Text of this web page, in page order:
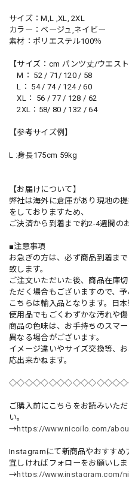
サイズ：M,L ,XL, 2XL
カラー：ベージュ,ネイビー
素材：ポリエステル100％
【サイズ：cm パンツ丈/ウエス
M： 52 / 71/ 120 / 58
L： 54 / 74 / 124 / 60
XL： 56 / 77 / 128 / 62
2XL：58/ 80 / 132 / 64
【参考サイズ例】
L :身長175cm 59kg
【お届けについて】
弊社は海外に倉庫があり現地の
をしておりますため、
ご決済から到着まで約2-4週間の
■注意事項
お急ぎの方は、必ず商品到着ま
致します。
ご注文いただいた後、商品在庫
ただく場合もございますので、予
こちらは輸入品となります。日
使用品でもごくわずかな汚れや傷
商品の色味は、お手持ちのスマ
異なる場合がございます。
イメージ違いやサイズ交換等、
応出来かねます。
ご購入前にこちらをお読みいた
い。
→https://www.nicoilo.com/
Instagramにて新商品やおすすめ
宜しければフォローをお願い
→https://www.instagram.com/